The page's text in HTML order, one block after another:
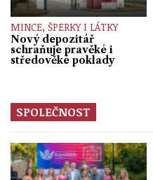
MINCE, ŠPERKY I LÁTKY
Nový depozitář
schraňuje pravěké i
středověké poklady
SPOLEČNOST